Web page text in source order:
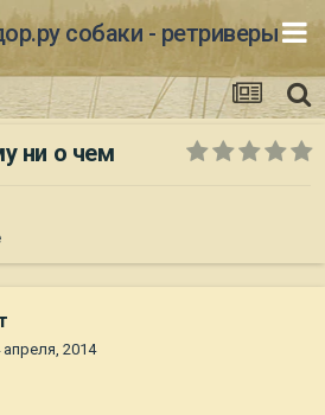
собаки - ретриверы
ни о чем
апреля, 2014